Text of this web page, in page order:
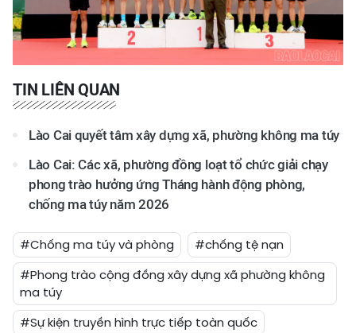
TIN LIÊN QUAN
Lào Cai quyết tâm xây dựng xã, phường không ma túy
Lào Cai: Các xã, phường đồng loạt tổ chức giải chạy
phong trào hưởng ứng Tháng hành động phòng,
chống ma túy năm 2026
#Chống ma túy và phòng
#chống tệ nạn
#Phong trào cộng đồng xây dựng xã phường không
ma túy
#Sự kiện truyền hình trực tiếp toàn quốc